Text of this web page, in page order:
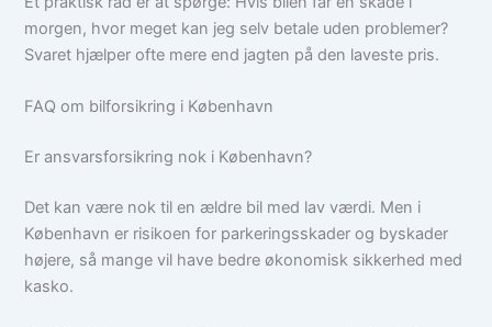
morgen, hvor meget kan jeg selv betale uden problemer?
Svaret hjælper ofte mere end jagten på den laveste pris.
FAQ om bilforsikring i København
Er ansvarsforsikring nok i København?
Det kan være nok til en ældre bil med lav værdi. Men i
København er risikoen for parkeringsskader og byskader
højere, så mange vil have bedre økonomisk sikkerhed med
kasko.